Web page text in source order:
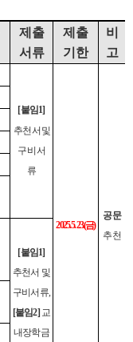
제출
서류
제출
기한
비
고
[붙임1]
추천서 및
구비서
류
2025. 5. 23.(금)
공문
추천
[붙임1]
추천서 및
구비서류,
[붙임2] 교
내장학금